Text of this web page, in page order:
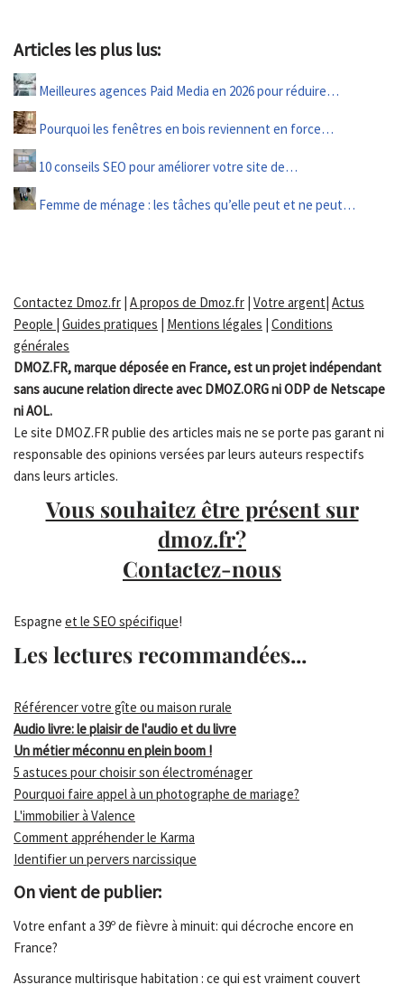
Articles les plus lus:
Meilleures agences Paid Media en 2026 pour réduire…
Pourquoi les fenêtres en bois reviennent en force…
10 conseils SEO pour améliorer votre site de…
Femme de ménage : les tâches qu’elle peut et ne peut…
Contactez Dmoz.fr | A propos de Dmoz.fr | Votre argent| Actus
People | Guides pratiques | Mentions légales | Conditions
générales
DMOZ.FR, marque déposée en France, est un projet indépendant
sans aucune relation directe avec DMOZ.ORG ni ODP de Netscape
ni AOL.
Le site DMOZ.FR publie des articles mais ne se porte pas garant ni
responsable des opinions versées par leurs auteurs respectifs
dans leurs articles.
Vous souhaitez être présent sur
dmoz.fr?
Contactez-nous
Espagne et le SEO spécifique!
Les lectures recommandées...
Référencer votre gîte ou maison rurale
Audio livre: le plaisir de l'audio et du livre
Un métier méconnu en plein boom !
5 astuces pour choisir son électroménager
Pourquoi faire appel à un photographe de mariage?
L'immobilier à Valence
Comment appréhender le Karma
Identifier un pervers narcissique
On vient de publier:
Votre enfant a 39º de fièvre à minuit: qui décroche encore en
France?
Assurance multirisque habitation : ce qui est vraiment couvert